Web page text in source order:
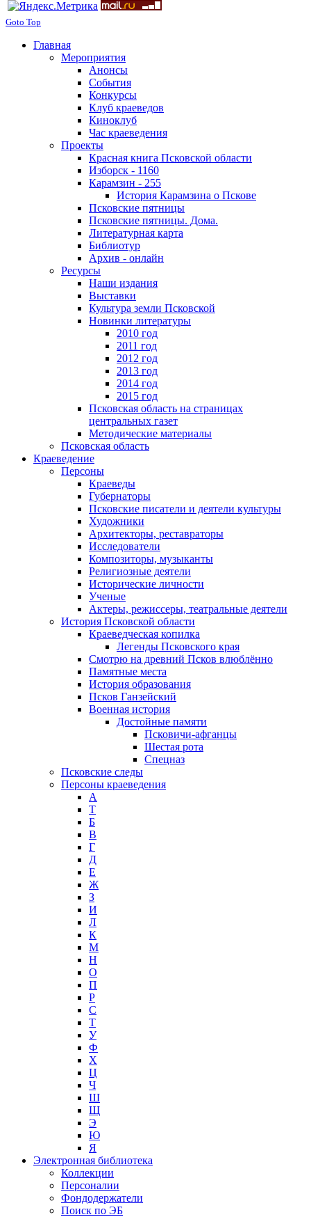
Goto Top
Главная
Мероприятия
Анонсы
События
Конкурсы
Клуб краеведов
Киноклуб
Час краеведения
Проекты
Красная книга Псковской области
Изборск - 1160
Карамзин - 255
История Карамзина о Пскове
Псковские пятницы
Псковские пятницы. Дома.
Литературная карта
Библиотур
Архив - онлайн
Ресурсы
Наши издания
Выставки
Культура земли Псковской
Новинки литературы
2010 год
2011 год
2012 год
2013 год
2014 год
2015 год
Псковская область на страницах
центральных газет
Методические материалы
Псковская область
Краеведение
Персоны
Краеведы
Губернаторы
Псковские писатели и деятели культуры
Художники
Архитекторы, реставраторы
Исследователи
Композиторы, музыканты
Религиозные деятели
Исторические личности
Ученые
Актеры, режиссеры, театральные деятели
История Псковской области
Краеведческая копилка
Легенды Псковского края
Смотрю на древний Псков влюблённо
Памятные места
История образования
Псков Ганзейский
Военная история
Достойные памяти
Псковичи-афганцы
Шестая рота
Спецназ
Псковские следы
Персоны краеведения
А
T
Б
В
Г
Д
Е
Ж
З
И
Л
К
М
Н
О
П
Р
С
Т
У
Ф
Х
Ц
Ч
Ш
Щ
Э
Ю
Я
Электронная библиотека
Коллекции
Персоналии
Фондодержатели
Поиск по ЭБ